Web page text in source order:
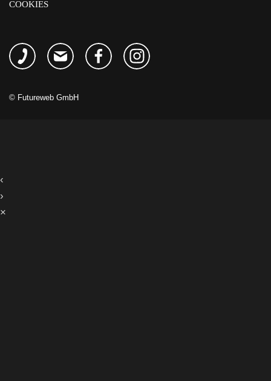
COOKIES
© Futureweb GmbH
‹
›
×